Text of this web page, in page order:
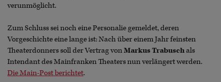
verunmöglicht.
Zum Schluss sei noch eine Personalie gemeldet, deren
Vorgeschichte eine lange ist: Nach über einem Jahr feinsten
Theaterdonners soll der Vertrag vonMarkus Trabuschals
Intendant des Mainfranken Theaters nun verlängert werden.
Die Main-Post berichtet.